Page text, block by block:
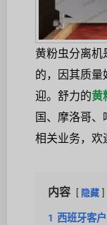
黄粉虫分离机
的，因其质量
迎。舒力的黄
国、摩洛哥
相关业务，欢
内容 隐藏
1 西班牙客